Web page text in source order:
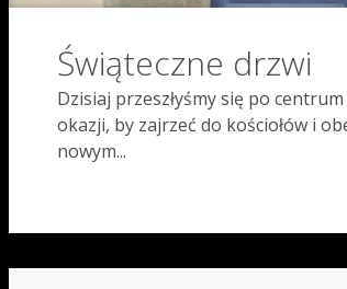
Świąteczne drzwi
Dzisiaj przeszłyśmy się po
okazji, by zajrzeć do kościołów i
nowym...